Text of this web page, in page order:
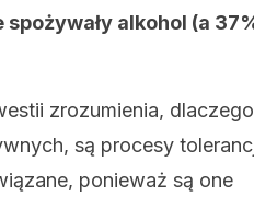
alkohol (a
zrozumienia,
są procesy
ponieważ są one